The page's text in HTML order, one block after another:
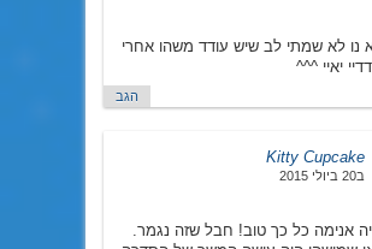
נו לא שמתי לב שיש עודד משהו אחרי
יאיי ^^^
הגב
Kitty Cupcake
ב20 ביולי 2015
אנימה כל כך טוב! חבל שזה נגמר.